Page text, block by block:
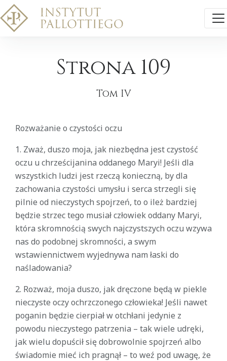
Strona 109
Tom IV
Rozważanie o czystości oczu
1. Zważ, duszo moja, jak niezbędna jest czystość
oczu u chrześcijanina oddanego Maryi! Jeśli dla
wszystkich ludzi jest rzeczą konieczną, by dla
zachowania czystości umysłu i serca strzegli się
pilnie od nieczystych spojrzeń, to o ileż bardziej
będzie strzec tego musiał człowiek oddany Maryi,
która skromnością swych najczystszych oczu wzywa
nas do podobnej skromności, a swym
wstawiennictwem wyjednywa nam łaski do
naśladowania?
2. Rozważ, moja duszo, jak dręczone będą w piekle
nieczyste oczy ochrzczonego człowieka! Jeśli nawet
poganin będzie cierpiał w otchłani jedynie z
powodu nieczystego patrzenia – tak wiele udręki,
jak wielu dopuścił się dobrowolnie spojrzeń albo
świadomie mieć ich pragnął – to weź pod uwagę, że